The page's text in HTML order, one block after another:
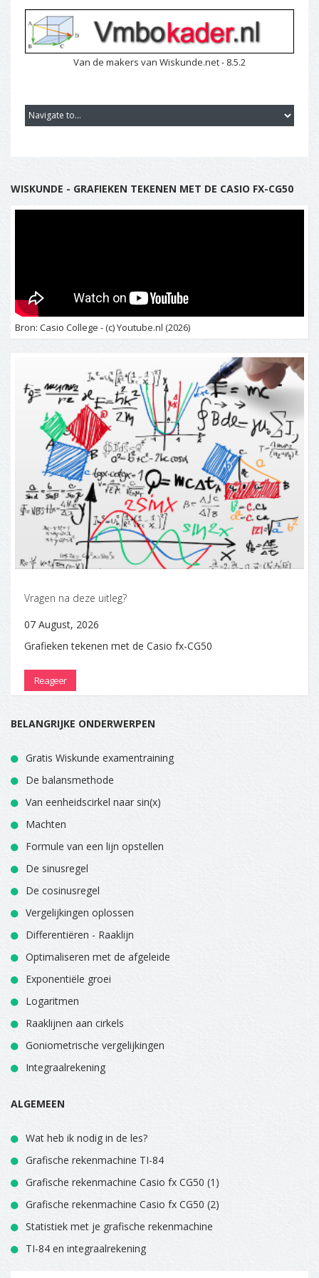
Van de makers van Wiskunde.net - 8.5.2
WISKUNDE - GRAFIEKEN TEKENEN MET DE CASIO FX-CG50
Bron: Casio College - (c) Youtube.nl (2026)
Vragen na deze uitleg?
07 August, 2026
Grafieken tekenen met de Casio fx-CG50
Reageer
BELANGRIJKE ONDERWERPEN
Gratis Wiskunde examentraining
De balansmethode
Van eenheidscirkel naar sin(x)
Machten
Formule van een lijn opstellen
De sinusregel
De cosinusregel
Vergelijkingen oplossen
Differentiëren - Raaklijn
Optimaliseren met de afgeleide
Exponentiële groei
Logaritmen
Raaklijnen aan cirkels
Goniometrische vergelijkingen
Integraalrekening
ALGEMEEN
Wat heb ik nodig in de les?
Grafische rekenmachine TI-84
Grafische rekenmachine Casio fx CG50 (1)
Grafische rekenmachine Casio fx CG50 (2)
Statistiek met je grafische rekenmachine
TI-84 en integraalrekening